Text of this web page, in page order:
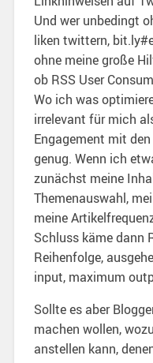
Und wer unbedingt
liken twittern,
ohne meine große
ob RSS User
Wo ich was
irrelevant für mich
Engagement mit
genug. Wenn ich
zunächst meine
Themenauswahl,
meine
Schluss käme dann
Reihenfolge,
input, maximum
Sollte es aber
machen wollen,
anstellen kann,